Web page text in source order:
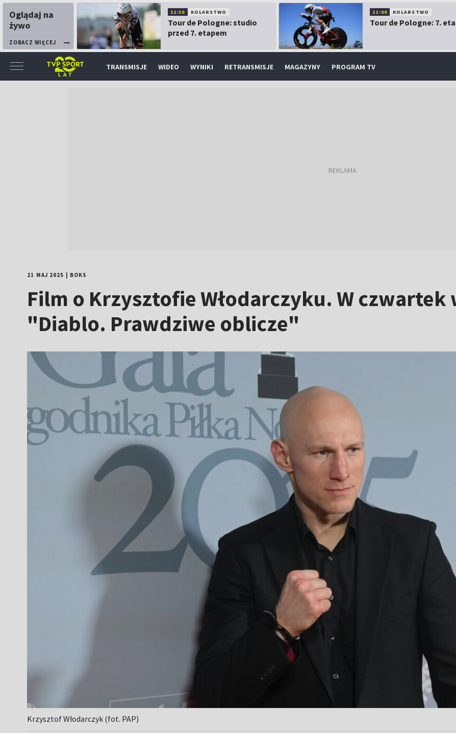
Oglądaj na
żywo
ZOBACZ WIĘCEJ
11:30 KOLARSTWO
Tour de Pologne: studio
przed 7. etapem
12:00 KOLARSTWO
Tour de Pologne: 7.
TRANSMISJE WIDEO WYNIKI RETRANSMISJE MAGAZYNY PROGRAM TV
21 MAJ 2025 BOKS
Film o Krzysztofie Włodarczyku. W czwartek
"Diablo. Prawdziwe oblicze"
Krzysztof Włodarczyk (fot. PAP)